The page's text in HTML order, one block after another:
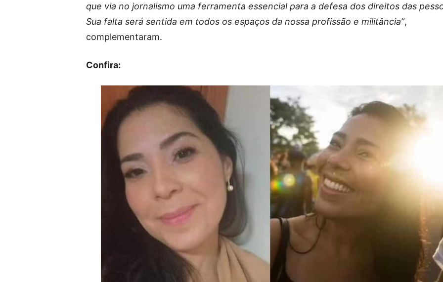
que via no jornalismo uma ferramenta essencial para a defesa dos direitos das
Sua falta será sentida em todos os espaços da nossa profissão e militância”,
complementaram.
Confira: